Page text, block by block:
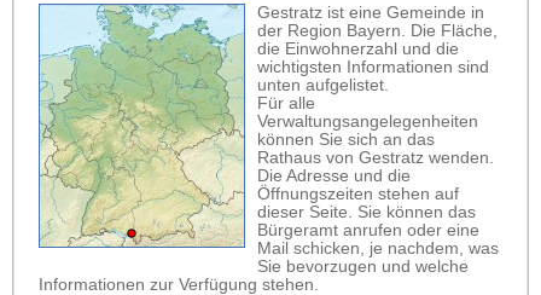
Gestratz ist eine Gemeinde in
der Region Bayern. Die Fläche,
die Einwohnerzahl und die
wichtigsten Informationen sind
unten aufgelistet.
Für alle
Verwaltungsangelegenheiten
können Sie sich an das
Rathaus von Gestratz wenden.
Die Adresse und die
Öffnungszeiten stehen auf
dieser Seite. Sie können das
Bürgeramt anrufen oder eine
Mail schicken, je nachdem, was
Sie bevorzugen und welche
Informationen zur Verfügung stehen.